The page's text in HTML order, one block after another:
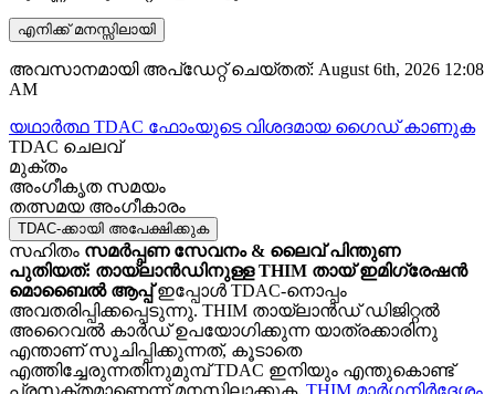
എനിക്ക് മനസ്സിലായി
അവസാനമായി അപ്ഡേറ്റ് ചെയ്തത്: August 6th, 2026 12:08
AM
യഥാർത്ഥ TDAC ഫോംയുടെ വിശദമായ ഗൈഡ് കാണുക
TDAC ചെലവ്
മുക്തം
അംഗീകൃത സമയം
തത്സമയ അംഗീകാരം
TDAC-ക്കായി അപേക്ഷിക്കുക
സഹിതം സമർപ്പണ സേവനം & ലൈവ് പിന്തുണ
പുതിയത്: തായ്‌ലാൻഡിനുള്ള THIM തായ് ഇമിഗ്രേഷൻ
മൊബൈൽ ആപ്പ് ഇപ്പോൾ TDAC‑നൊപ്പം
അവതരിപ്പിക്കപ്പെടുന്നു. THIM തായ്‌ലാൻഡ് ഡിജിറ്റൽ
അറൈവൽ കാർഡ് ഉപയോഗിക്കുന്ന യാത്രക്കാരിനു
എന്താണ് സൂചിപ്പിക്കുന്നത്, കൂടാതെ
എത്തിച്ചേരുന്നതിനുമുമ്പ് TDAC ഇനിയും എന്തുകൊണ്ട്
പ്രസക്തമാണെന്ന് മനസ്സിലാക്കുക. THIM മാർഗ്ഗനിർദ്ദേശം